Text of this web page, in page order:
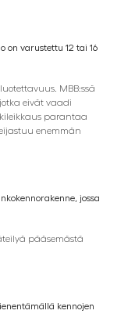
on varustettu 12 tai 16
MBB:ssä
eivät vaadi
parantaa
enemmän
jossa
pääsemästä
kennojen